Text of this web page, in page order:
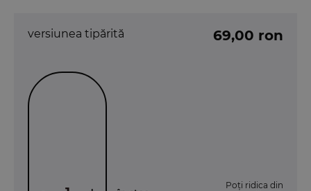
versiunea tipărită 69,00 ron
Poți ridica din